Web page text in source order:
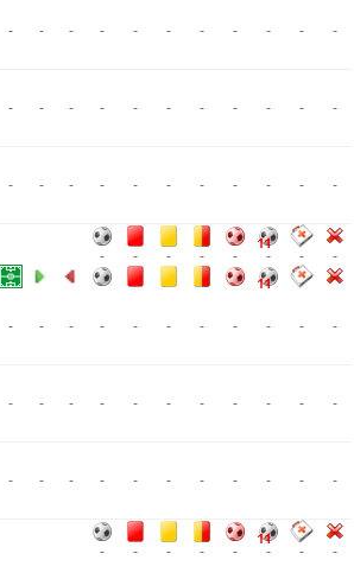
- - - - - - - - - - -
- - - - - - - - - - -
- - - - - - - - - - -
-
- - - - - -
-
- - - - - - - - - - -
- - - - - - - - - - -
- - - - - - - - - - -
-
- - - - - - -